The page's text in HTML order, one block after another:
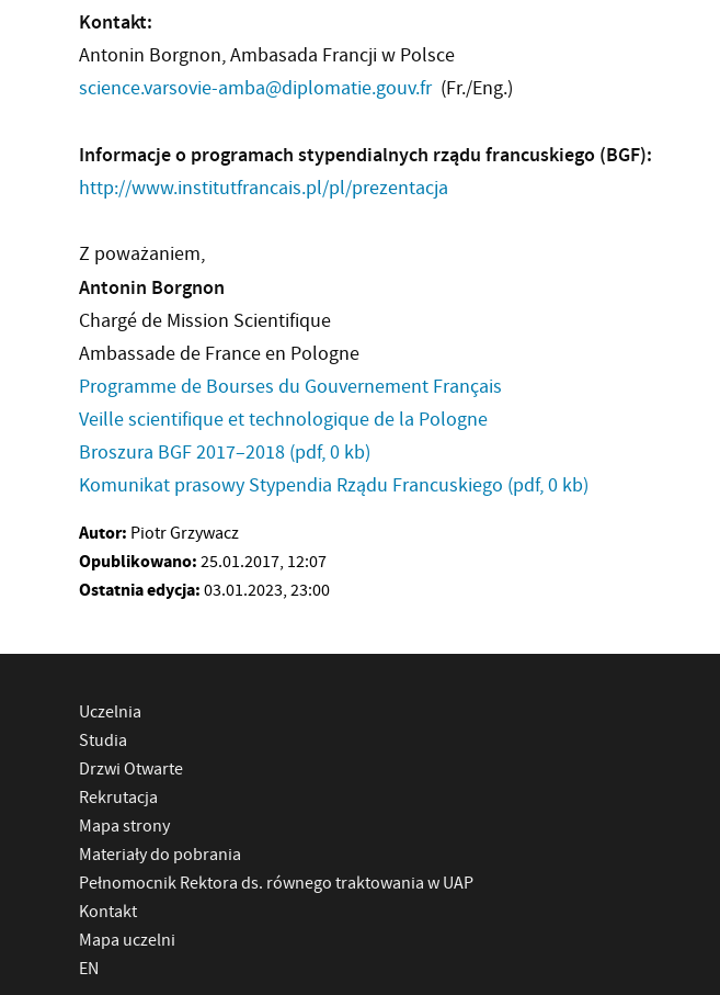
Kontakt:
Antonin Borgnon, Ambasada Francji w Polsce
science.varsovie-amba@diplomatie.gouv.fr (Fr./Eng.)
Informacje o programach stypendialnych rządu francuskiego (BGF):
http://www.institutfrancais.pl/pl/prezentacja
Z poważaniem,
Antonin Borgnon
Chargé de Mission Scientifique
Ambassade de France en Pologne
Programme de Bourses du Gouvernement Français
Veille scientifique et technologique de la Pologne
Broszura BGF 2017–2018 (pdf, 0 kb)
Komunikat prasowy Stypendia Rządu Francuskiego (pdf, 0 kb)
Autor: Piotr Grzywacz
Opublikowano: 25.01.2017, 12:07
Ostatnia edycja: 03.01.2023, 23:00
Uczelnia
Studia
Drzwi Otwarte
Rekrutacja
Mapa strony
Materiały do pobrania
Pełnomocnik Rektora ds. równego traktowania w UAP
Kontakt
Mapa uczelni
EN